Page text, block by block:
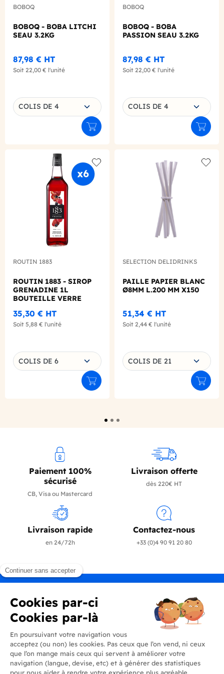
BOBOQ
BOBOQ - BOBA LITCHI
SEAU 3.2KG
87,98 € HT
Soit 22,00 € l'unité
Choisissez une déclinaison
COLIS DE 4
Ajouter au panier
BOBOQ
BOBOQ - BOBA
PASSION SEAU 3.2KG
87,98 € HT
Soit 22,00 € l'unité
Choisissez une déclinaison
COLIS DE 4
Add to wishlist
ROUTIN 1883
ROUTIN 1883 - SIROP
GRENADINE 1L
BOUTEILLE VERRE
35,30 € HT
Soit 5,88 € l'unité
Choisissez une déclinaison
COLIS DE 6
Ajouter au panier
SELECTION DELIDRINKS
PAILLE PAPIER BLANC
Ø8MM L.200 MM X150
51,34 € HT
Soit 2,44 € l'unité
Choisissez une déclinaison
COLIS DE 21
Paiement 100%
sécurisé
CB, Visa ou Mastercard
Livraison offerte
dès 220€ HT
Livraison rapide
en 24/72h
Contactez-nous
+33 (0)4 90 91 20 80